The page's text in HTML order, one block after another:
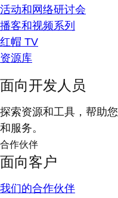
活动和网络研讨会
播客和视频系列
红帽 TV
资源库
面向开发人员
探索资源和工具，帮助
和服务。
合作伙伴
面向客户
我们的合作伙伴